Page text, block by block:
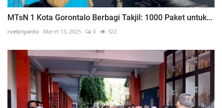
MTsN 1 Kota Gorontalo Berbagi Takjil: 1000 Paket untuk...
rvebriyanto Maret 15, 2025 0 522